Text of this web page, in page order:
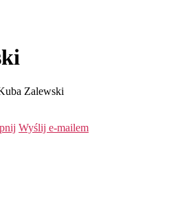
Zalewski
Wyślij e-mailem